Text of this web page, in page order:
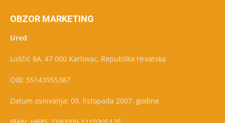
OBZOR MARKETING
Ured
Luščić 8A, 47 000 Karlovac, Republika Hrvatska
OIB: 55143955387
Datum osnivanja: 09. listopada 2007. godine